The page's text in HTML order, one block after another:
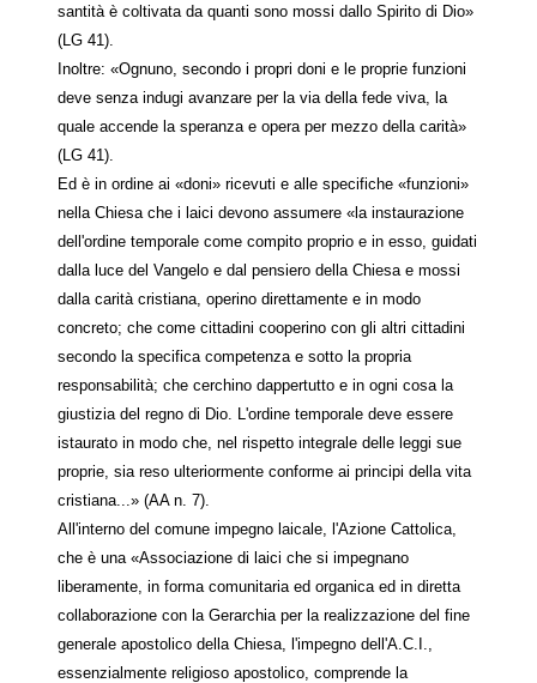
santità è coltivata da quanti sono mossi dallo Spirito di Dio»
(LG 41).
Inoltre: «Ognuno, secondo i propri doni e le proprie funzioni
deve senza indugi avanzare per la via della fede viva, la
quale accende la speranza e opera per mezzo della carità»
(LG 41).
Ed è in ordine ai «doni» ricevuti e alle specifiche «funzioni»
nella Chiesa che i laici devono assumere «la instaurazione
dell'ordine temporale come compito proprio e in esso, guidati
dalla luce del Vangelo e dal pensiero della Chiesa e mossi
dalla carità cristiana, operino direttamente e in modo
concreto; che come cittadini cooperino con gli altri cittadini
secondo la specifica competenza e sotto la propria
responsabilità; che cerchino dappertutto e in ogni cosa la
giustizia del regno di Dio. L'ordine temporale deve essere
istaurato in modo che, nel rispetto integrale delle leggi sue
proprie, sia reso ulteriormente conforme ai principi della vita
cristiana...» (AA n. 7).
All'interno del comune impegno laicale, l'Azione Cattolica,
che è una «Associazione di laici che si impegnano
liberamente, in forma comunitaria ed organica ed in diretta
collaborazione con la Gerarchia per la realizzazione del fine
generale apostolico della Chiesa, l'impegno dell'A.C.I.,
essenzialmente religioso apostolico, comprende la